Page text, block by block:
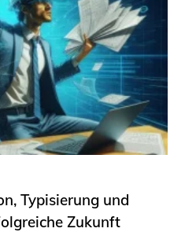
Typisierung und
Zukunft